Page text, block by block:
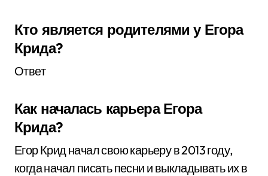
Кто является родителями у Егора
Крида?
Ответ
Как началась карьера Егора
Крида?
Егор Крид начал свою карьеру в 2013 году,
когда начал писать песни и выкладывать их в